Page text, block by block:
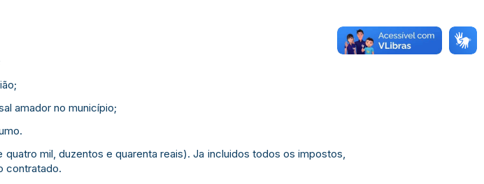
amador no município;
mil, duzentos e quarenta reais). Ja incluidos todos os impostos,
contratado.